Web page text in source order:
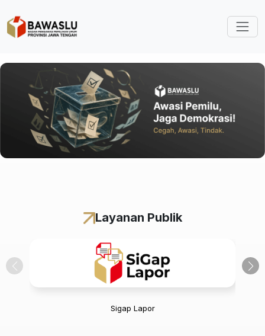
Layanan Publik
Sigap Lapor